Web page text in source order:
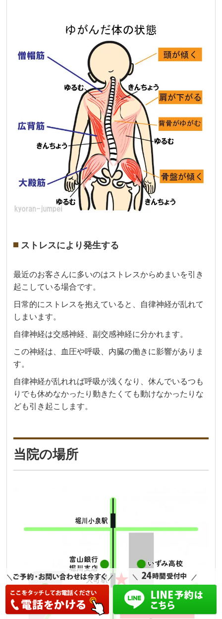
ストレスにより発生する
最近のお客さんに多いのはストレスからめまいを引き
起こしている場合です。
日常的にストレスを抱えていると、自律神経が乱れて
しまいます。
自律神経は交感神経、副交感神経に分かれます。
この神経は、血圧や呼吸、内臓の働きに影響がありま
す。
自律神経が乱れれば呼吸が浅くなり、休んでいるつも
りでも休めなかったり動きたくても動けなかったりな
ども引き起こします。
当院の場所